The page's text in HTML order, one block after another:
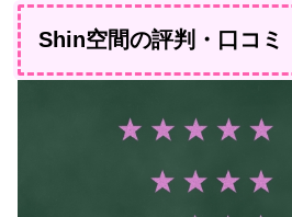
Shin空間の評判・口コミ